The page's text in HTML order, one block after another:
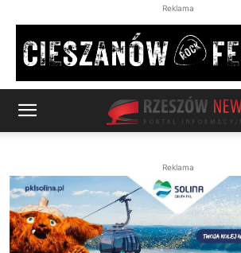
Reklama
Reklama